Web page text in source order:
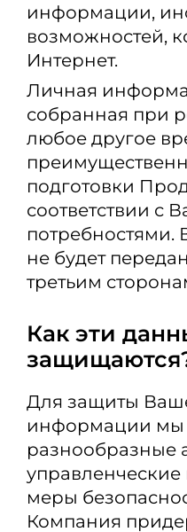
информации,
возможностей,
Интернет.
Личная
собранная при
любое другое
подготовки
соответствии с
не будет
третьим
Как эти
Для защиты
информации мы
разнообразные
управленческие
меры
Компания